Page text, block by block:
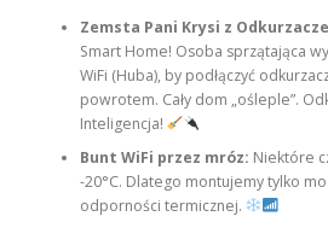
Zemsta Pani Krysi z
Smart Home! Osoba sprzątająca
WiFi (Huba), by podłączyć
powrotem. Cały dom „ośleple”.
Inteligencja!
Bunt WiFi przez mróz: Niektóre
-20°C. Dlatego montujemy tylko
odporności termicznej.